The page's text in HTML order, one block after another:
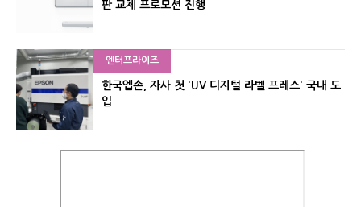
판 교체 프로모션 진행
엔터프라이즈
한국엡손, 자사 첫 'UV 디지털 라벨 프레스' 국내 도
입